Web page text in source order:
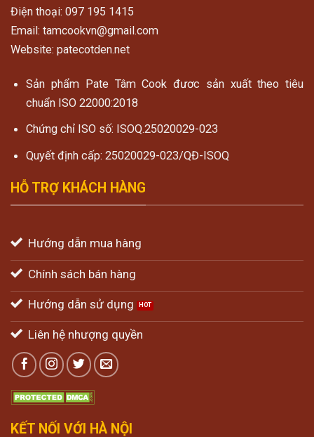
Điện thoại: 097 195 1415
Email: tamcookvn@gmail.com
Website: patecotden.net
Sản phẩm Pate Tâm Cook đươc sản xuất theo tiêu
chuẩn ISO 22000:2018
Chứng chỉ ISO số: ISOQ.25020029-023
Quyết định cấp: 25020029-023/QĐ-ISOQ
HỖ TRỢ KHÁCH HÀNG
Hướng dẫn mua hàng
Chính sách bán hàng
Hướng dẫn sử dụng
Liên hệ nhượng quyền
KẾT NỐI VỚI HÀ NỘI